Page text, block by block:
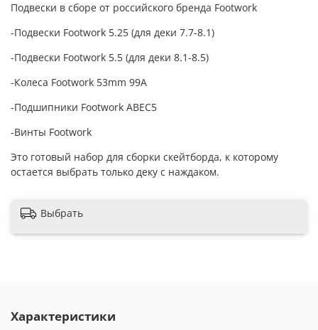
Подвески в сборе от российского бренда Footwork
-Подвески Footwork 5.25 (для деки 7.7-8.1)
-Подвески Footwork 5.5 (для деки 8.1-8.5)
-Колеса Footwork 53mm 99A
-Подшипники Footwork ABEC5
-Винты Footwork
Это готовый набор для сборки скейтборда, к которому
остается выбрать только деку с наждаком.
Выбрать
Характеристики